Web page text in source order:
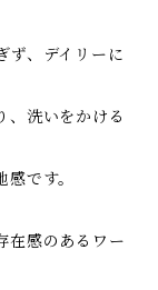
ず、デイリーに
、洗いをかける
です。
在感のあるワー